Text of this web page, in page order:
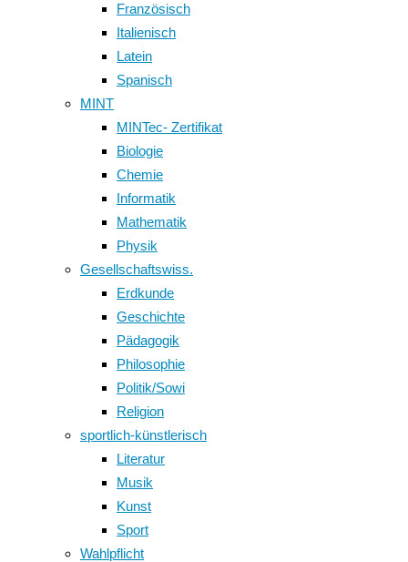
Französisch
Italienisch
Latein
Spanisch
MINT
MINTec- Zertifikat
Biologie
Chemie
Informatik
Mathematik
Physik
Gesellschaftswiss.
Erdkunde
Geschichte
Pädagogik
Philosophie
Politik/Sowi
Religion
sportlich-künstlerisch
Literatur
Musik
Kunst
Sport
Wahlpflicht